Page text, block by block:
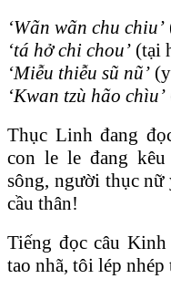
‘Wãn wãn chu chiu’
‘tá hở chi chou’ (tại
‘Miễu thiễu sũ nũ’
‘Kwan tzù hão chìu’
Thục Linh đang
con le le đang
sông, người thục
cầu thân!
Tiếng đọc câu
tao nhã, tôi lép nhép